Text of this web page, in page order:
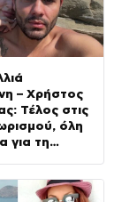
– Χρήστος
Τέλος στις
όλη
για τη